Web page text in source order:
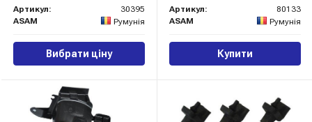
Артикул:
30395
ASAM
Румунія
Вибрати ціну
Артикул:
80133
ASAM
Румунія
Купити